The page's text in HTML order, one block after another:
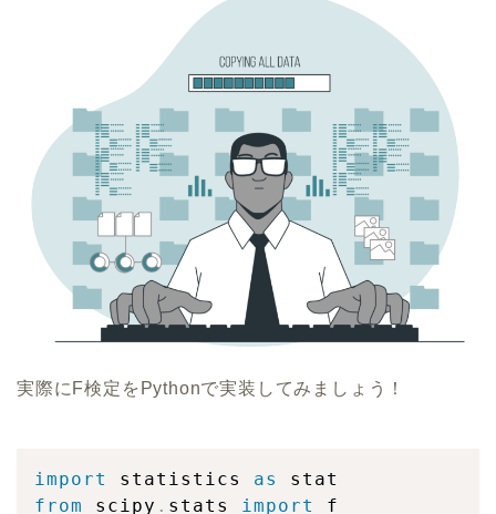
実際にF検定をPythonで実装してみましょう！
import statistics as
from
scipy . stats import f